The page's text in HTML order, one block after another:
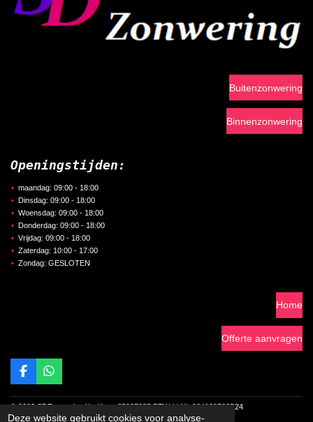
Deze website gebruikt cookies voor analyse-
Buitenzonwering
Binnenzonwering
Openingstijden:
maandag: 09:00 - 18:00
Dinsdag: 09:00 - 18:00
Woensdag: 09:00 - 18:00
Donderdag: 09:00 - 18:00
Vrijdag: 09:00 - 18:00
Zaterdag: 10:00 - 17:00
Zondag: GESLOTEN
Home
Offerte aanvragen
F
a
c
W
h
a
© 2023 SDZonwering K.v.K. nr. 85907235 BTW-id NL 004169766B24
Powered byJouwWeb